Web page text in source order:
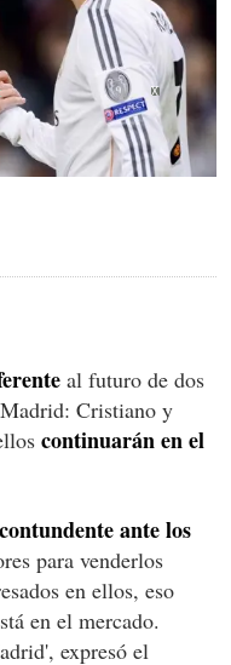
X
X
al futuro de dos
Cristiano y
continuarán en el
ante los
para venderlos
en ellos, eso
en el mercado.
expresó el